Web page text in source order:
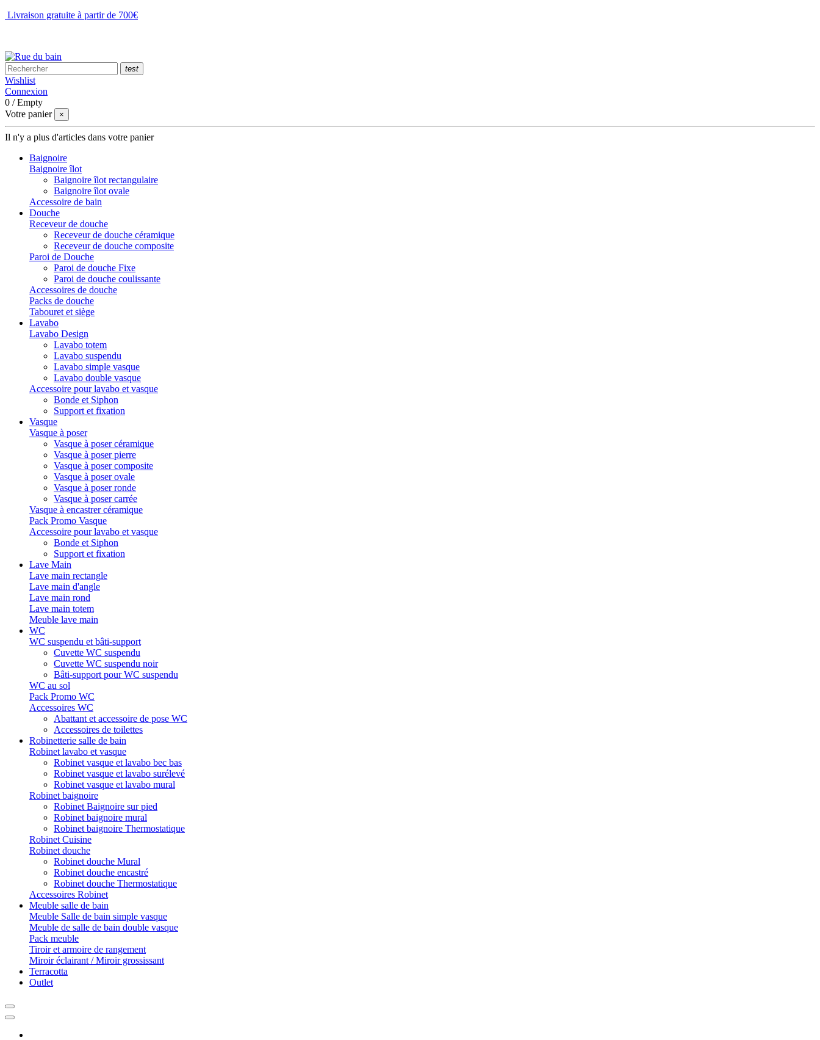
Livraison gratuite à partir de 700€
test
Wishlist
Connexion
0 /Empty
Votre panier
×
Il n'y a plus d'articles dans votre panier
Baignoire
Baignoire îlot
Baignoire îlot rectangulaire
Baignoire îlot ovale
Accessoire de bain
Douche
Receveur de douche
Receveur de douche céramique
Receveur de douche composite
Paroi de Douche
Paroi de douche Fixe
Paroi de douche coulissante
Accessoires de douche
Packs de douche
Tabouret et siège
Lavabo
Lavabo Design
Lavabo totem
Lavabo suspendu
Lavabo simple vasque
Lavabo double vasque
Accessoire pour lavabo et vasque
Bonde et Siphon
Support et fixation
Vasque
Vasque à poser
Vasque à poser céramique
Vasque à poser pierre
Vasque à poser composite
Vasque à poser ovale
Vasque à poser ronde
Vasque à poser carrée
Vasque à encastrer céramique
Pack Promo Vasque
Accessoire pour lavabo et vasque
Bonde et Siphon
Support et fixation
Lave Main
Lave main rectangle
Lave main d'angle
Lave main rond
Lave main totem
Meuble lave main
WC
WC suspendu et bâti-support
Cuvette WC suspendu
Cuvette WC suspendu noir
Bâti-support pour WC suspendu
WC au sol
Pack Promo WC
Accessoires WC
Abattant et accessoire de pose WC
Accessoires de toilettes
Robinetterie salle de bain
Robinet lavabo et vasque
Robinet vasque et lavabo bec bas
Robinet vasque et lavabo surélevé
Robinet vasque et lavabo mural
Robinet baignoire
Robinet Baignoire sur pied
Robinet baignoire mural
Robinet baignoire Thermostatique
Robinet Cuisine
Robinet douche
Robinet douche Mural
Robinet douche encastré
Robinet douche Thermostatique
Accessoires Robinet
Meuble salle de bain
Meuble Salle de bain simple vasque
Meuble de salle de bain double vasque
Pack meuble
Tiroir et armoire de rangement
Miroir éclairant / Miroir grossissant
Terracotta
Outlet